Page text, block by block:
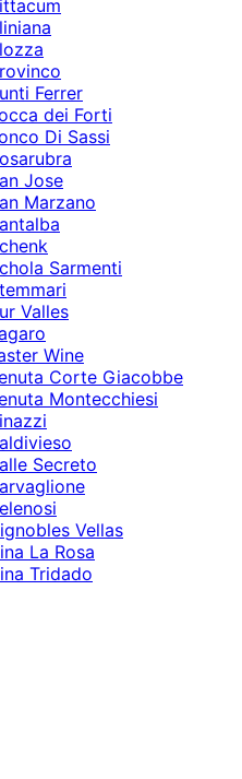
Ferrer
dei Forti
Di Sassi
Jose
Marzano
Sarmenti
Valles
Wine
Corte Giacobbe
Montecchiesi
Secreto
Vellas
La Rosa
Tridado